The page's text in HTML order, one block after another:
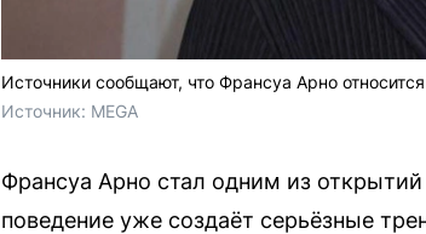
Источники сообщают, что Франсуа Арно
Источник: MEGA
Франсуа Арно стал одним из
поведение уже создаёт серьёзные